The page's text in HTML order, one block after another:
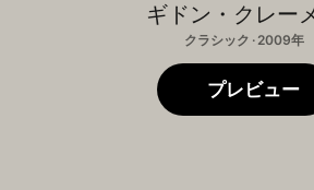
ギドン・クレー
クラシック · 2009年
プレビュー